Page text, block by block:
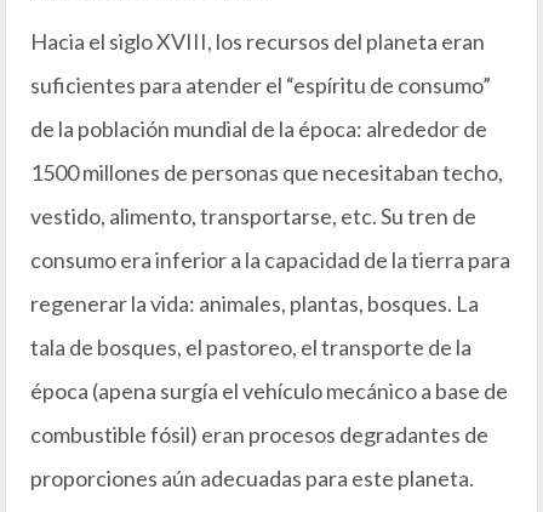
Hacia el siglo XVIII, los recursos del planeta eran
suficientes para atender el “espíritu de consumo”
de la población mundial de la época: alrededor de
1500 millones de personas que necesitaban techo,
vestido, alimento, transportarse, etc. Su tren de
consumo era inferior a la capacidad de la tierra para
regenerar la vida: animales, plantas, bosques. La
tala de bosques, el pastoreo, el transporte de la
época (apena surgía el vehículo mecánico a base de
combustible fósil) eran procesos degradantes de
proporciones aún adecuadas para este planeta.